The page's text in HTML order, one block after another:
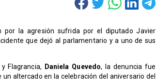
por la agresión sufrida por el diputado Javier
que dejó al parlamentario y a uno de sus
Flagrancia, Daniela Quevedo, la denuncia fue
altercado en la celebración del aniversario del